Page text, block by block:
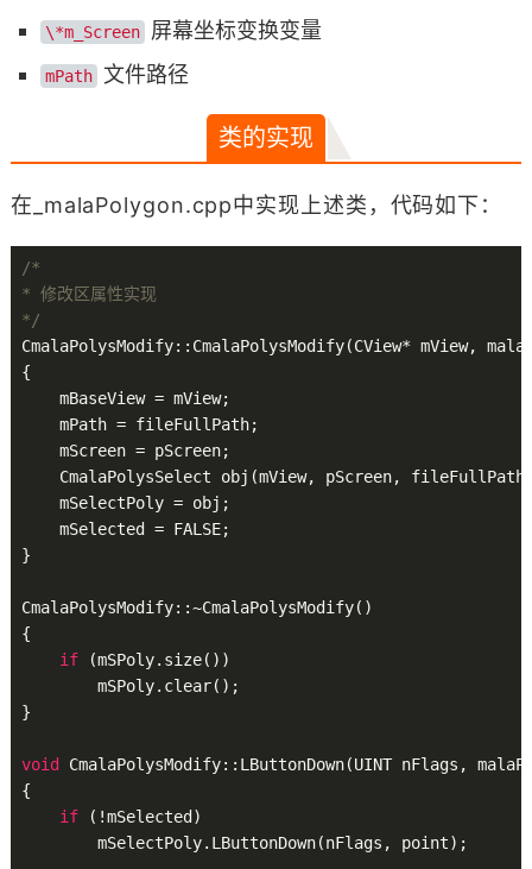
\*m_Screen 屏幕坐标变换变量
mPath 文件路径
类的实现
在_malaPolygon.cpp中实现上述类，代码如下：
/*
* 修改区属性实现
*/
CmalaPolysModify::CmalaPolysModify(CView* mView,
{
    mBaseView = mView;
    mPath = fileFullPath;
    mScreen = pScreen;
CmalaPolysSelect obj(mView, pScreen,
    mSelectPoly = obj;
    mSelected = FALSE;
}
CmalaPolysModify::~CmalaPolysModify()
{
if (mSPoly.size())
        mSPoly.clear();
}
void
CmalaPolysModify::LButtonDown(UINT nFlags,
{
if (!mSelected)
        mSelectPoly.LButtonDown(nFlags, point);